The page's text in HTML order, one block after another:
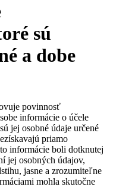
sú
a dobe
povinnosť
informácie o účele
jej osobné údaje určené
priamo
informácie boli dotknutej
jej osobných údajov,
jasne a zrozumiteľne
mohla skutočne